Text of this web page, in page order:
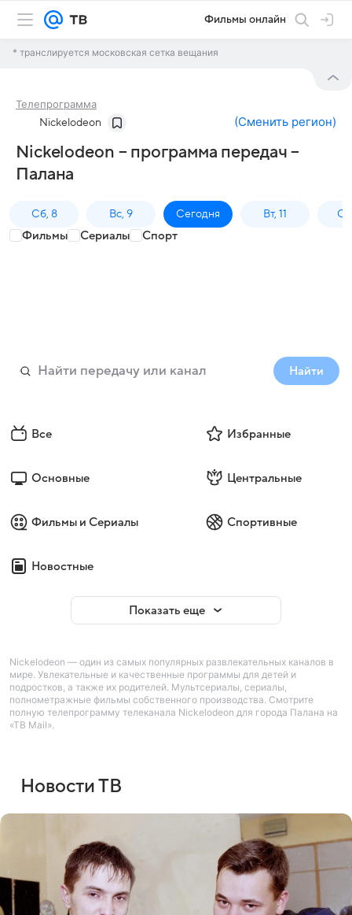
Фильмы онлайн
* транслируется московская сетка вещания
Телепрограмма
Nickelodeon (Сменить регион)
Nickelodeon – программа передач –
Палана
Сб, 8 Вс, 9 Сегодня Вт, 11
Фильмы Сериалы Спорт
Найти
Все Избранные
Основные Центральные
Фильмы и Сериалы Спортивные
Новостные
Показать еще
Nickelodeon — один из самых популярных развлекательных каналов в
мире. Увлекательные и качественные программы для детей и
подростков, а также их родителей. Мультсериалы, сериалы,
полнометражные фильмы собственного производства. Смотрите
полную телепрограмму телеканала Nickelodeon для города Палана на
«ТВ Mail».
Новости ТВ